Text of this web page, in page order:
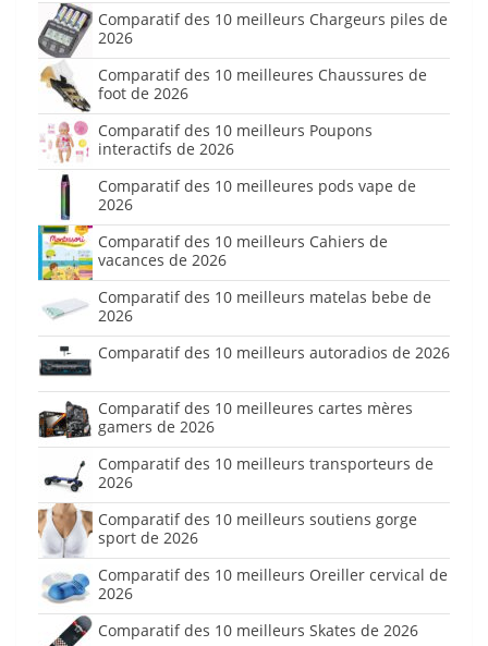
Comparatif des 10 meilleurs Chargeurs piles de
2026
Comparatif des 10 meilleures Chaussures de
foot de 2026
Comparatif des 10 meilleurs Poupons
interactifs de 2026
Comparatif des 10 meilleures pods vape de
2026
Comparatif des 10 meilleurs Cahiers de
vacances de 2026
Comparatif des 10 meilleurs matelas bebe de
2026
Comparatif des 10 meilleurs autoradios de 2026
Comparatif des 10 meilleures cartes mères
gamers de 2026
Comparatif des 10 meilleurs transporteurs de
2026
Comparatif des 10 meilleurs soutiens gorge
sport de 2026
Comparatif des 10 meilleurs Oreiller cervical de
2026
Comparatif des 10 meilleurs Skates de 2026